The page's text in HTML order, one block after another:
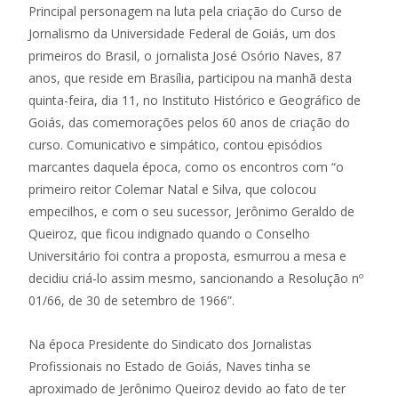
Principal personagem na luta pela criação do Curso de
Jornalismo da Universidade Federal de Goiás, um dos
primeiros do Brasil, o jornalista José Osório Naves, 87
anos, que reside em Brasília, participou na manhã desta
quinta-feira, dia 11, no Instituto Histórico e Geográfico de
Goiás, das comemorações pelos 60 anos de criação do
curso. Comunicativo e simpático, contou episódios
marcantes daquela época, como os encontros com “o
primeiro reitor Colemar Natal e Silva, que colocou
empecilhos, e com o seu sucessor, Jerônimo Geraldo de
Queiroz, que ficou indignado quando o Conselho
Universitário foi contra a proposta, esmurrou a mesa e
decidiu criá-lo assim mesmo, sancionando a Resolução nº
01/66, de 30 de setembro de 1966”.
Na época Presidente do Sindicato dos Jornalistas
Profissionais no Estado de Goiás, Naves tinha se
aproximado de Jerônimo Queiroz devido ao fato de ter